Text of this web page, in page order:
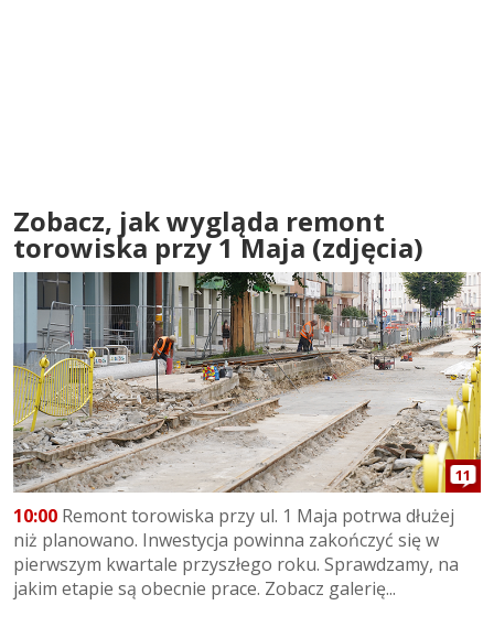
Zobacz, jak wygląda remont
torowiska przy 1 Maja (zdjęcia)
11
10:00 Remont torowiska przy ul. 1 Maja potrwa dłużej
niż planowano. Inwestycja powinna zakończyć się w
pierwszym kwartale przyszłego roku. Sprawdzamy, na
jakim etapie są obecnie prace. Zobacz galerię...